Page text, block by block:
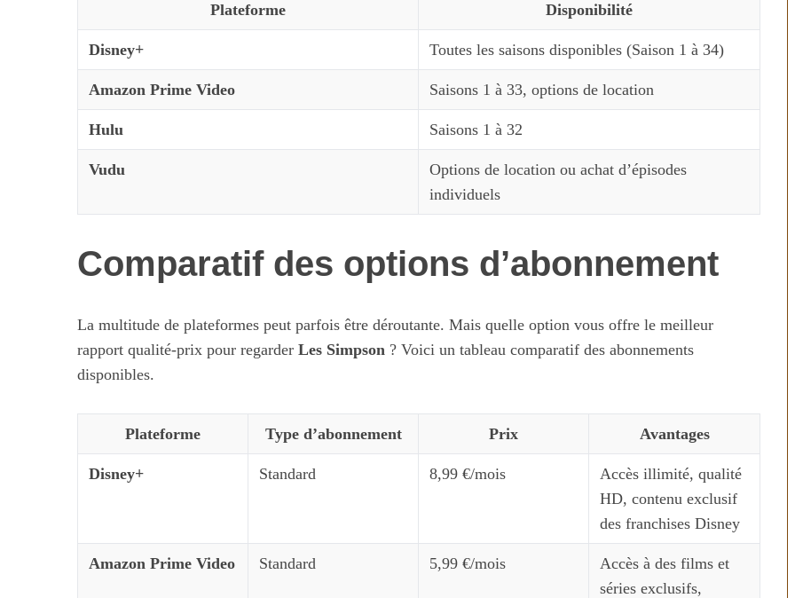
Plateforme Disponibilité
Disney+ Toutes les saisons disponibles (Saison 1 à 34)
Amazon Prime Video Saisons 1 à 33, options de location
Hulu Saisons 1 à 32
Vudu
Options de location ou achat d’épisodes
individuels
Comparatif des options d’abonnement
La multitude de plateformes peut parfois être déroutante. Mais quelle option vous offre le meilleur
rapport qualité-prix pour regarder Les Simpson ? Voici un tableau comparatif des abonnements
disponibles.
Plateforme Type d’abonnement Prix Avantages
Disney+ Standard 8,99 €/mois
Accès illimité, qualité
HD, contenu exclusif
des franchises Disney
Amazon Prime Video Standard 5,99 €/mois
Accès à des films et
séries exclusifs,
Maximiser son temps au
Transporter ses repas et ses
courses quand il fait chaud
S
r
c
h